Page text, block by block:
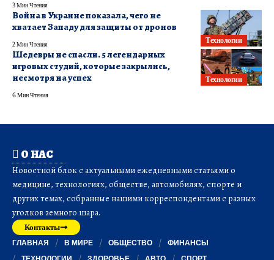
3 Мин Чтения
Технологии
Война в Украине показала, чего не
хватает Западу для защиты от дронов
2 Мин Чтения
Технологии
Шедевры не спасли. 5 легендарных
игровых студий, которые закрылись,
несмотря на успех
6 Мин Чтения
О НАС
Новостной блок с актуальными ежедневными статьями о
медицине, технологиях, обществе, автомобилях, спорте и
других темах, собранные нашими корреспондентами с разных
уголков земного шара.
Контакты
ГЛАВНАЯ В МИРЕ ОБЩЕСТВО
ФИНАНСЫ